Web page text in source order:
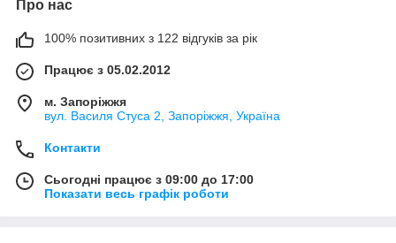
Про нас
100% позитивних з 122 відгуків за рік
Працює з 05.02.2012
м. Запоріжжя
вул. Василя Стуса 2, Запоріжжя, Україна
Контакти
Сьогодні працює з 09:00 до 17:00
Показати весь графік роботи